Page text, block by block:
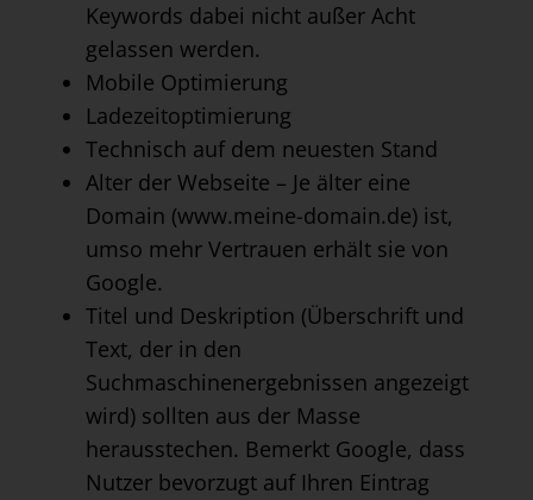
Keywords dabei nicht außer Acht
gelassen werden.
Mobile Optimierung
Ladezeitoptimierung
Technisch auf dem neuesten Stand
Alter der Webseite – Je älter eine
Domain (www.meine-domain.de) ist,
umso mehr Vertrauen erhält sie von
Google.
Titel und Deskription (Überschrift und
Text, der in den
Suchmaschinenergebnissen angezeigt
wird) sollten aus der Masse
herausstechen. Bemerkt Google, dass
Nutzer bevorzugt auf Ihren Eintrag